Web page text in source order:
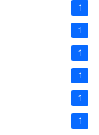
1
1
1
1
1
1